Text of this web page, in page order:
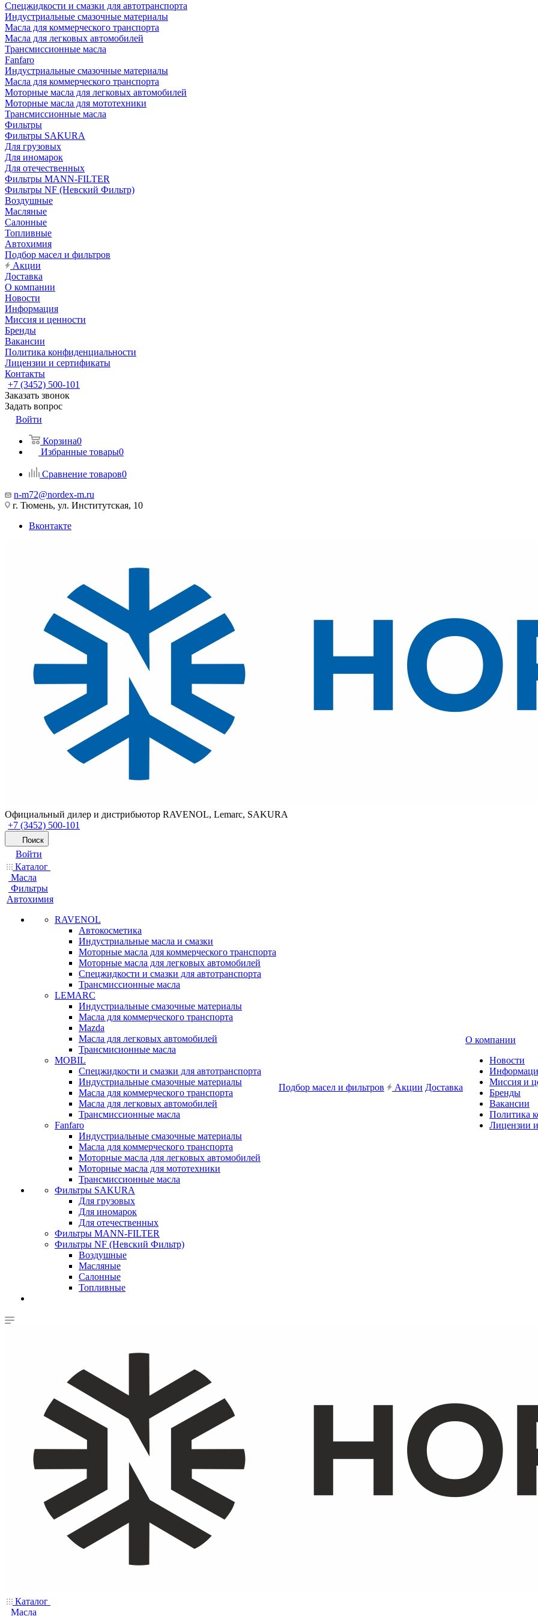
Cпецжидкости и смазки для автотранспорта
Индустриальные смазочные материалы
Масла для коммерческого транспорта
Масла для легковых автомобилей
Трансмиссионные масла
Fanfaro
Индустриальные смазочные материалы
Масла для коммерческого транспорта
Моторные масла для легковых автомобилей
Моторные масла для мототехники
Трансмиссионные масла
Фильтры
Фильтры SAKURA
Для грузовых
Для иномарок
Для отечественных
Фильтры MANN-FILTER
Фильтры NF (Невский Фильтр)
Воздушные
Масляные
Салонные
Топливные
Автохимия
Подбор масел и фильтров
Акции
Доставка
О компании
Новости
Информация
Миссия и ценности
Бренды
Вакансии
Политика конфиденциальности
Лицензии и сертификаты
Контакты
+7 (3452) 500-101
Заказать звонок
Задать вопрос
Войти
Корзина0
Избранные товары0
Сравнение товаров0
n-m72@nordex-m.ru
г. Тюмень, ул. Институтская, 10
Вконтакте
Официальный дилер и дистрибьютор RAVENOL, Lemarc, SAKURA
+7 (3452) 500-101
Поиск
Войти
Каталог
Масла
Фильтры
Автохимия
RAVENOL
Автокосметика
Индустриальные масла и смазки
Моторные масла для коммерческого транспорта
Моторные масла для легковых автомобилей
Спецжидкости и смазки для автотранспорта
Трансмиссионные масла
LEMARC
Индустриальные смазочные материалы
Масла для коммерческого транспорта
Mazda
Масла для легковых автомобилей
Трансмисионные масла
MOBIL
Cпецжидкости и смазки для автотранспорта
Индустриальные смазочные материалы
Масла для коммерческого транспорта
Масла для легковых автомобилей
Трансмиссионные масла
Fanfaro
Индустриальные смазочные материалы
Масла для коммерческого транспорта
Моторные масла для легковых автомобилей
Моторные масла для мототехники
Трансмиссионные масла
Фильтры SAKURA
Для грузовых
Для иномарок
Для отечественных
Фильтры MANN-FILTER
Фильтры NF (Невский Фильтр)
Воздушные
Масляные
Салонные
Топливные
Подбор масел и фильтров Акции Доставка
О компании
Новости
Миссия и
Бренды
Вакансии
Политика
Лицензии
Каталог
Масла